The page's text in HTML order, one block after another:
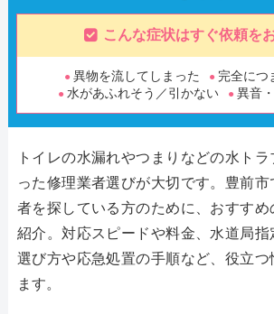
こんな症状はすぐ依頼を
異物を流してしまった
完全につ
水があふれそう／引かない
異音
トイレの水漏れやつまりなどの水ト
った修理業者選びが大切です。豊前
者を探している方のために、おすすめ
紹介。対応スピードや料金、水道局
選び方や応急処置の手順など、役立つ
ます。